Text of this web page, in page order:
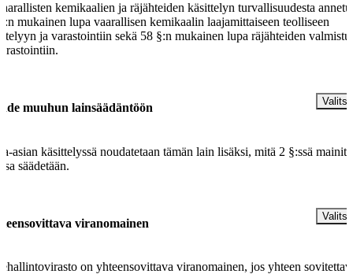
kemikaalien ja räjähteiden käsittelyn turvallisuudesta
mukainen lupa vaarallisen kemikaalin laajamittaiseen teolliseen
ja varastointiin sekä 58 §:n mukainen lupa räjähteiden
muuhun lainsäädäntöön
asian käsittelyssä noudatetaan tämän lain lisäksi, mitä 2 §:ssä
säädetään.
viranomainen
on yhteensovittava viranomainen, jos yhteen